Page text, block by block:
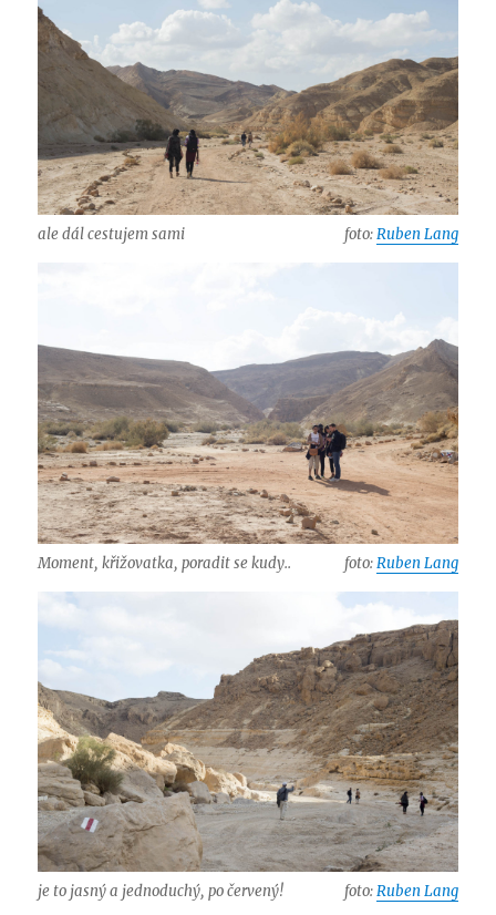
ale dál cestujem sami foto:Ruben Lang
Moment, křižovatka, poradit se kudy.. foto:Ruben Lang
je to jasný a jednoduchý, po červený! foto:Ruben Lang